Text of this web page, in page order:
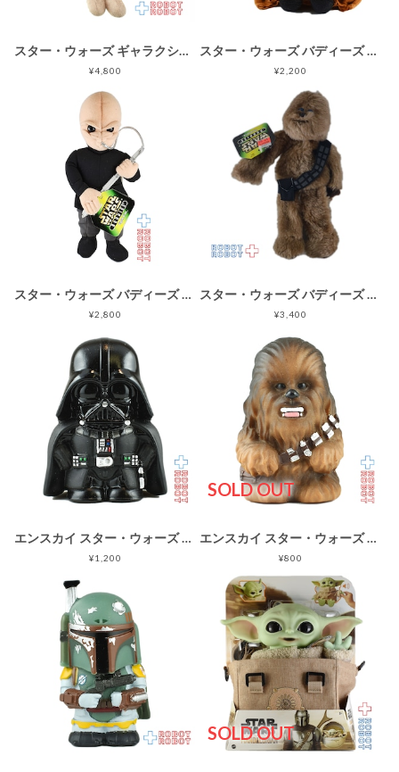
スター・ウォーズ ギャラクシーズ・エッジ マズ・カナタ ぬいぐるみ 紙タグ付き
¥4,800
スター・ウォーズ バディーズ ジャワ ビーニーぬいぐるみ人形
¥2,200
スター・ウォーズ バディーズ カンティーナ・バンド ビーニーぬいぐるみ人形 紙タグ付
¥2,800
スター・ウォーズ バディーズ チューバッカ 弾薬帯黒色 ビーニーぬいぐるみ人形
¥3,400
エンスカイ スター・ウォーズ ダース・ベイダー ソフビパペットマスコット
¥1,200
SOLD OUT
エンスカイ スター・ウォーズ チューバッカ ソフビパペットマスコット
¥800
SOLD OUT